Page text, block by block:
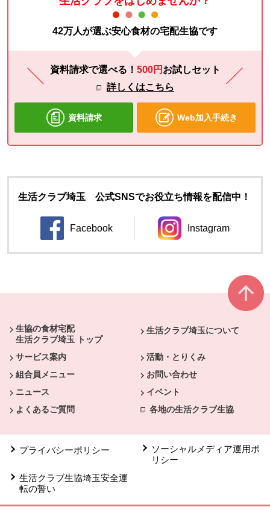
42万人が選ぶ安心食材の宅配生協です
資料請求で選べる！ 500円 お試しセット
詳しくはこちら
資料請求 Web加入手続き
生活クラブ埼玉 公式SNSでお役立ち情報を配信中！
Facebook
別のウィンドウで開きます。
Instagram
別のウィンドウ
生協の食材宅配
生活クラブ埼玉 トップ
生活クラブ埼玉について
サービス案内
活動・とりくみ
組合員メニュー
お問い合わせ
ニュース
イベント
よくあるご質問
各地の生活クラブ生協
プライバシーポリシー
ソーシャルメディア運用ポ
リシー
生活クラブ生協埼玉安全運
転の誓い